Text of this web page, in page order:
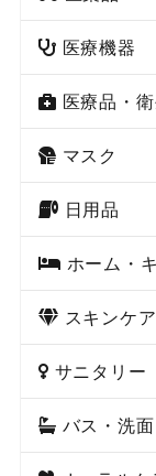
医療機器
医療品・
マスク
日用品
ホーム・
スキンケ
サニタリー
バス・洗面